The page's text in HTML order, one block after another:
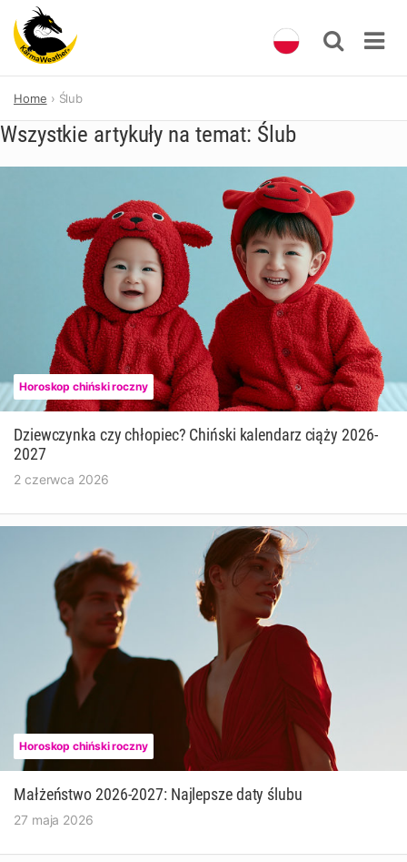
content
Home Ślub
Wszystkie artykuły na temat: Ślub
Horoskop chiński roczny
Dziewczynka czy chłopiec? Chiński kalendarz ciąży 2026-
2027
2 czerwca 2026
Horoskop chiński roczny
Małżeństwo 2026-2027: Najlepsze daty ślubu
27 maja 2026